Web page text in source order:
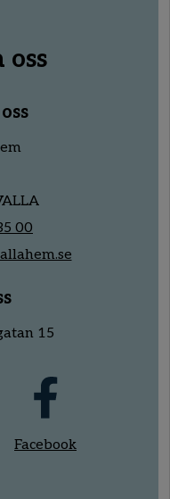
oss
00
15
Facebook